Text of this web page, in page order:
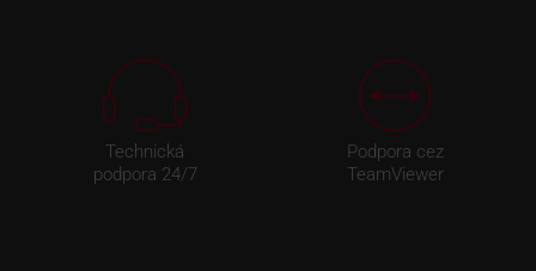
Technická
podpora 24/7
Podpora cez
TeamViewer